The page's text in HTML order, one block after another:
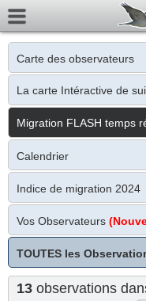
Carte des observateurs
La carte Intéractive de
Migration FLASH temps
Calendrier
Indice de migration 2024
Vos Observateurs
TOUTES les
13 observations